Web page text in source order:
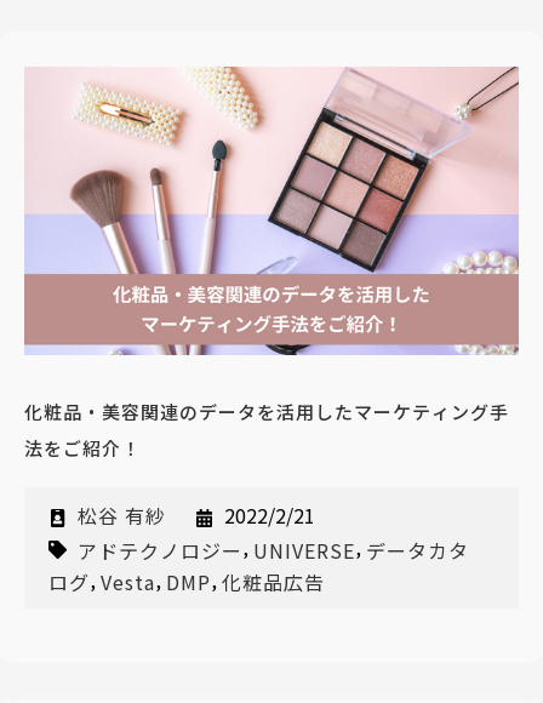
化粧品・美容関連のデータを活用したマーケティング手
法をご紹介！
松谷 有紗
2022/2/21
アドテクノロジー, UNIVERSE, データカタ
ログ, Vesta, DMP, 化粧品広告